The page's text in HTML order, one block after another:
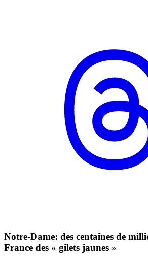
Notre-Dame: des centaines de
France des « gilets jaunes »